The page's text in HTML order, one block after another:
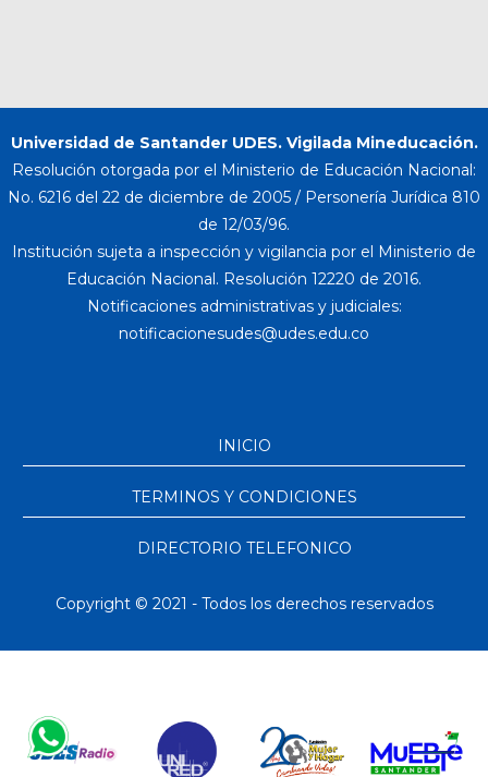
Universidad de Santander UDES. Vigilada Mineducación.
Resolución otorgada por el Ministerio de Educación Nacional:
No. 6216 del 22 de diciembre de 2005 / Personería Jurídica 810
de 12/03/96.
Institución sujeta a inspección y vigilancia por el Ministerio de
Educación Nacional. Resolución 12220 de 2016.
Notificaciones administrativas y judiciales:
INICIO
TERMINOS Y CONDICIONES
DIRECTORIO TELEFONICO
Copyright © 2021 - Todos los derechos reservados